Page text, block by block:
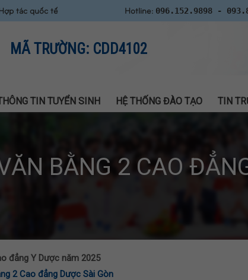
tác quốc tế Hotline: 096.152.9898 -
MÃ TRƯỜNG: CDD4102
TIN TUYỂN SINH HỆ THỐNG ĐÀO TẠO TIN
BẰNG 2 CAO
đẳng Y Dược năm 2025
2 Cao đẳng Dược Sài Gòn